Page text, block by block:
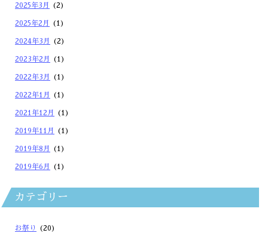
2025年3月 (2)
2025年2月 (1)
2024年3月 (2)
2023年2月 (1)
2022年3月 (1)
2022年1月 (1)
2021年12月 (1)
2019年11月 (1)
2019年8月 (1)
2019年6月 (1)
カテゴリー
お祭り (20)